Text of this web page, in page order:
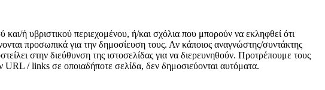
ή υβριστικού περιεχομένου, ή/και σχόλια που μπορούν να εκληφθεί ότι
προσωπικά για την δημοσίευση τους. Αν κάποιος αναγνώστης/συντάκτης
στην διεύθυνση της ιστοσελίδας για να διερευνηθούν. Προτρέπουμε τους
URL / links σε οποιαδήποτε σελίδα, δεν δημοσιεύονται αυτόματα.